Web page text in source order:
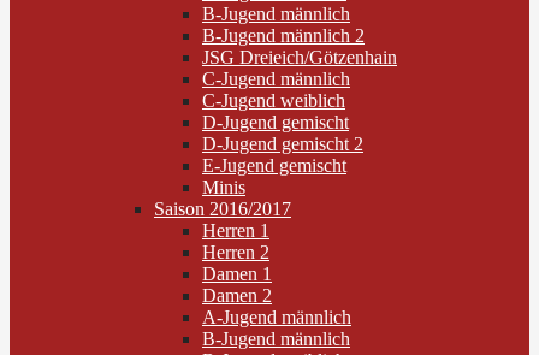
B-Jugend männlich
B-Jugend männlich 2
JSG Dreieich/Götzenhain
C-Jugend männlich
C-Jugend weiblich
D-Jugend gemischt
D-Jugend gemischt 2
E-Jugend gemischt
Minis
Saison 2016/2017
Herren 1
Herren 2
Damen 1
Damen 2
A-Jugend männlich
B-Jugend männlich